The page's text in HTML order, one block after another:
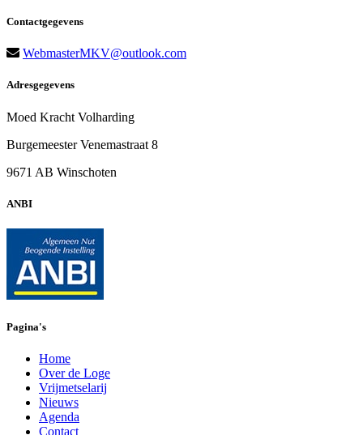
Contactgegevens
WebmasterMKV@outlook.com
Adresgegevens
Moed Kracht Volharding
Burgemeester Venemastraat 8
9671 AB Winschoten
ANBI
Pagina's
Home
Over de Loge
Vrijmetselarij
Nieuws
Agenda
Contact